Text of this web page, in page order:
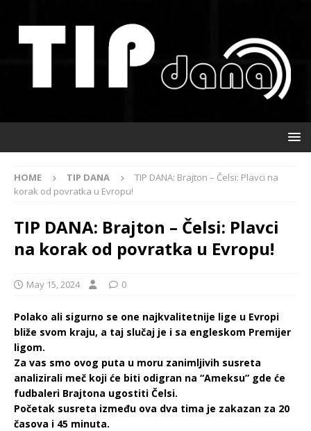
HOME TIP DANA
TIP DANA: Brajton – Čelsi: Plavci na
korak od povratka u Evropu!
TIP DANA: Brajton – Čelsi: Plavci
na korak od povratka u Evropu!
May 15, 2024 0
Polako ali sigurno se one najkvalitetnije lige u Evropi
bliže svom kraju, a taj slučaj je i sa engleskom Premijer
ligom.
Za vas smo ovog puta u moru zanimljivih susreta
analizirali meč koji će biti odigran na “Ameksu” gde će
fudbaleri Brajtona ugostiti Čelsi.
Početak susreta između ova dva tima je zakazan za 20
časova i 45 minuta.